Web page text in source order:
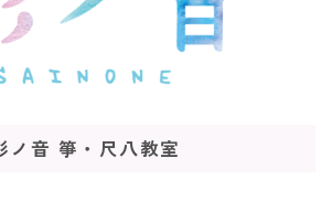
ノ音 箏・尺八教室